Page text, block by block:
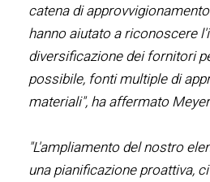
catena di
hanno aiutato a riconoscere
diversificazione dei fornitori
possibile, fonti multiple di
materiali", ha affermato
"L'ampliamento del nostro
una pianificazione proattiva,